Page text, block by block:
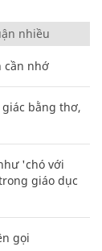
nhiều
cần nhớ
bằng thơ,
'chó với
giáo dục
gọi